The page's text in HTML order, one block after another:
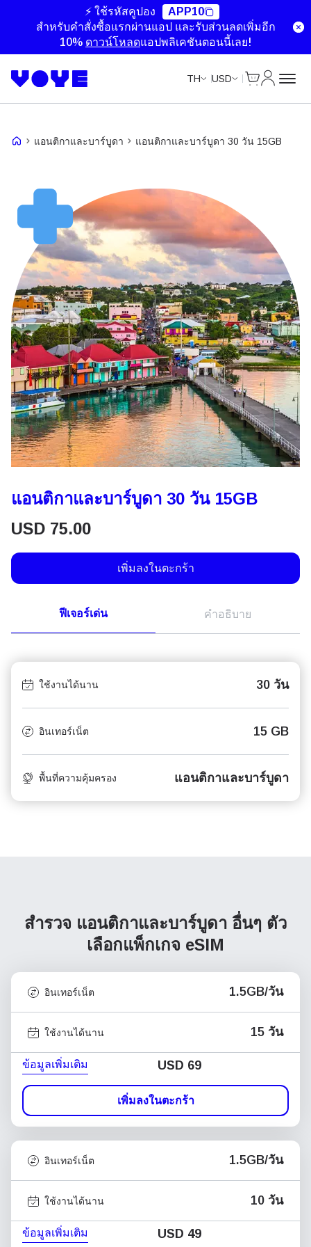
⚡ ใช้รหัสคูปอง
APP10
สำหรับคำสั่งซื้อแรกผ่านแอป และรับส่วนลดเพิ่มอีก
10% ดาวน์โหลดแอปพลิเคชันตอนนี้เลย!
TH USD
แอนติกาและบาร์บูดา แอนติกาและบาร์บูดา 30 วัน 15GB
แอนติกาและบาร์บูดา 30 วัน 15GB
USD 75.00
เพิ่มลงในตะกร้า
ฟีเจอร์เด่น คำอธิบาย
ใช้งานได้นาน 30 วัน
อินเทอร์เน็ต 15 GB
พื้นที่ความคุ้มครอง แอนติกาและบาร์บูดา
สำรวจ แอนติกาและบาร์บูดา อื่นๆ ตัว
เลือกแพ็กเกจ eSIM
อินเทอร์เน็ต 1.5GB/วัน
ใช้งานได้นาน 15 วัน
ข้อมูลเพิ่มเติม USD 69
เพิ่มลงในตะกร้า
อินเทอร์เน็ต 1.5GB/วัน
ใช้งานได้นาน 10 วัน
ข้อมูลเพิ่มเติม USD 49